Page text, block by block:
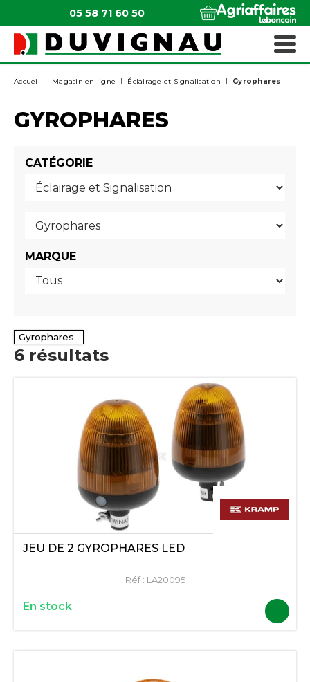
05 58 71 60 50
Accueil Magasin en ligne Éclairage et Signalisation Gyrophares
GYROPHARES
CATÉGORIE
MARQUE
Gyrophares
6 résultats
JEU DE 2 GYROPHARES LED
Réf : LA20095
En stock